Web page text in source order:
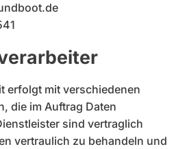
erfolgt mit verschiedenen
die im Auftrag Daten
sind vertraglich
vertraulich zu behandeln und